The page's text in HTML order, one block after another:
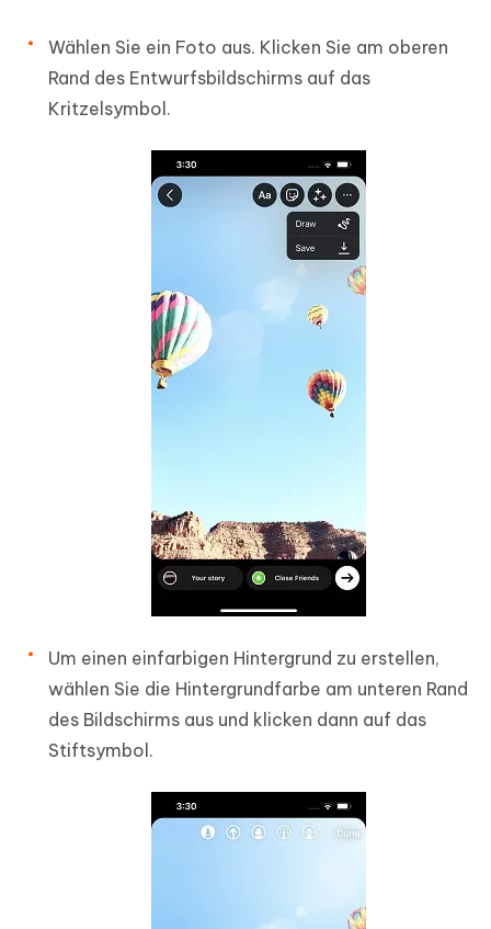
Wählen Sie ein Foto aus. Klicken Sie am oberen
Rand des Entwurfsbildschirms auf das
Kritzelsymbol.
Um einen einfarbigen Hintergrund zu erstellen,
wählen Sie die Hintergrundfarbe am unteren Rand
des Bildschirms aus und klicken dann auf das
Stiftsymbol.